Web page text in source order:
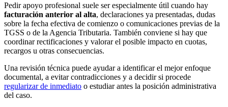
Pedir apoyo profesional suele ser especialmente útil cuando hay
facturación anterior al alta, declaraciones ya presentadas, dudas
sobre la fecha efectiva de comienzo o comunicaciones previas de la
TGSS o de la Agencia Tributaria. También conviene si hay que
coordinar rectificaciones y valorar el posible impacto en cuotas,
recargos u otras consecuencias.
Una revisión técnica puede ayudar a identificar el mejor enfoque
documental, a evitar contradicciones y a decidir si procede
regularizar de inmediato o estudiar antes la posición administrativa
del caso.